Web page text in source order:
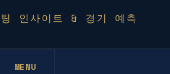
인사이트 & 경기 예측
MENU